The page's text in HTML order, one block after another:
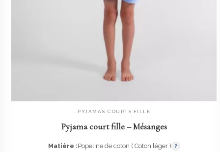
AJOUTER AU PANIER
PYJAMAS COURTS FILLE
Pyjama court fille – Mésanges
Matière :Popeline de coton ( Coton léger ) ?